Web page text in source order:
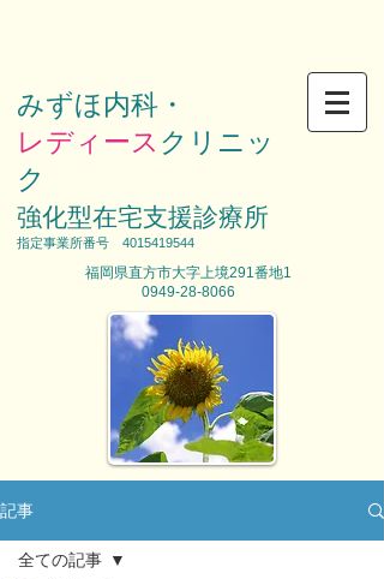
みずほ内科・
レディース クリニッ
ク
強化型在宅支援診療所
​指定事業所番号 4015419544
福岡県直方市大字上境291番地1
0949-28-8066
記事
全ての記事